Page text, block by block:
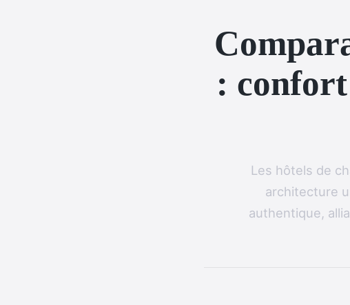
:
Les hôtels de
architecture
authentique,